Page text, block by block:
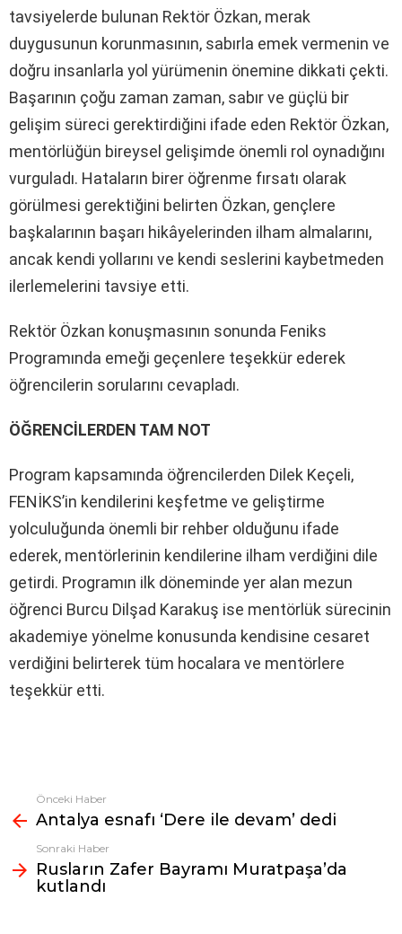
tavsiyelerde bulunan Rektör Özkan, merak
duygusunun korunmasının, sabırla emek vermenin ve
doğru insanlarla yol yürümenin önemine dikkati çekti.
Başarının çoğu zaman zaman, sabır ve güçlü bir
gelişim süreci gerektirdiğini ifade eden Rektör Özkan,
mentörlüğün bireysel gelişimde önemli rol oynadığını
vurguladı. Hataların birer öğrenme fırsatı olarak
görülmesi gerektiğini belirten Özkan, gençlere
başkalarının başarı hikâyelerinden ilham almalarını,
ancak kendi yollarını ve kendi seslerini kaybetmeden
ilerlemelerini tavsiye etti.
Rektör Özkan konuşmasının sonunda Feniks
Programında emeği geçenlere teşekkür ederek
öğrencilerin sorularını cevapladı.
ÖĞRENCİLERDEN TAM NOT
Program kapsamında öğrencilerden Dilek Keçeli,
FENİKS’in kendilerini keşfetme ve geliştirme
yolculuğunda önemli bir rehber olduğunu ifade
ederek, mentörlerinin kendilerine ilham verdiğini dile
getirdi. Programın ilk döneminde yer alan mezun
öğrenci Burcu Dilşad Karakuş ise mentörlük sürecinin
akademiye yönelme konusunda kendisine cesaret
verdiğini belirterek tüm hocalara ve mentörlere
teşekkür etti.
Fazlasına
bak
Önceki Haber
Antalya esnafı ‘Dere ile devam’ dedi
Sonraki Haber
Rusların Zafer Bayramı Muratpaşa’da
kutlandı